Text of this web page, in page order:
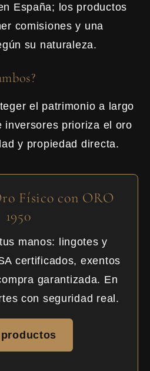
España; los productos
comisiones y una
su naturaleza.
el patrimonio a largo
inversores prioriza el oro
y propiedad directa.
Físico con ORO
1950
manos: lingotes y
certificados, exentos
garantizada. En
con seguridad real.
productos